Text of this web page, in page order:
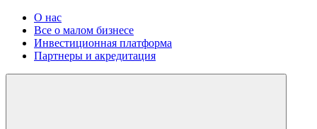
О нас
Все о малом бизнесе
Инвестиционная платформа
Партнеры и акредитация